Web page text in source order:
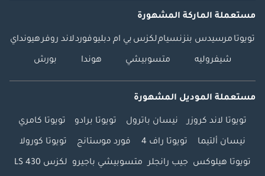
مستعملة الماركة المشهورة
تويوتا مرسيدس بنزنسياملكزس بي ام دبليوفوردلاند روفرهيونداي
شيفروليه متسوبيشي هوندا بورش
مستعملة الموديل المشهورة
تويوتا لاند كروزر نيسان باترول تويوتا برادو تويوتا كامري
نيسان ألتيما تويوتا راف 4 فورد موستانج تويوتا كورولا
تويوتا هيلوكس جيب رانجلر متسوبيشي باجيرو لكزس LS 430